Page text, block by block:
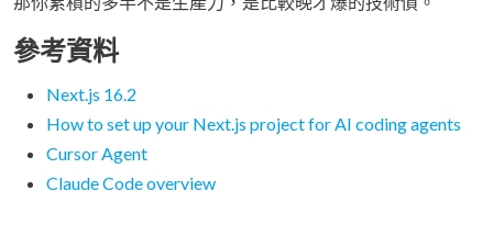
參考資料
Next.js 16.2
How to set up your Next.js project for AI coding agents
Cursor Agent
Claude Code overview